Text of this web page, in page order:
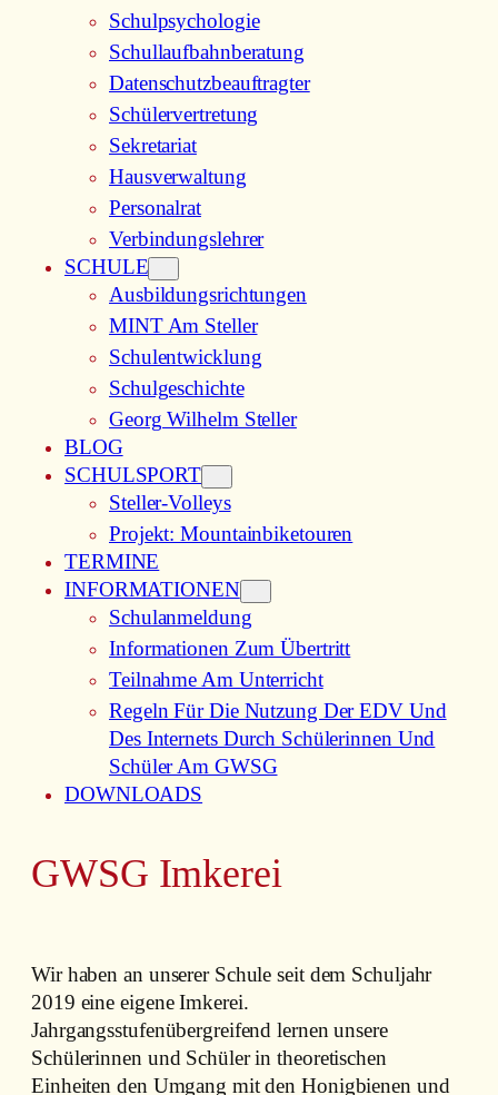
Schulpsychologie
Schullaufbahnberatung
Datenschutzbeauftragter
Schülervertretung
Sekretariat
Hausverwaltung
Personalrat
Verbindungslehrer
SCHULE
Ausbildungsrichtungen
MINT Am Steller
Schulentwicklung
Schulgeschichte
Georg Wilhelm Steller
BLOG
SCHULSPORT
Steller-Volleys
Projekt: Mountainbiketouren
TERMINE
INFORMATIONEN
Schulanmeldung
Informationen Zum Übertritt
Teilnahme Am Unterricht
Regeln Für Die Nutzung Der EDV Und
Des Internets Durch Schülerinnen Und
Schüler Am GWSG
DOWNLOADS
GWSG Imkerei
Wir haben an unserer Schule seit dem Schuljahr
2019 eine eigene Imkerei.
Jahrgangsstufenübergreifend lernen unsere
Schülerinnen und Schüler in theoretischen
Einheiten den Umgang mit den Honigbienen und